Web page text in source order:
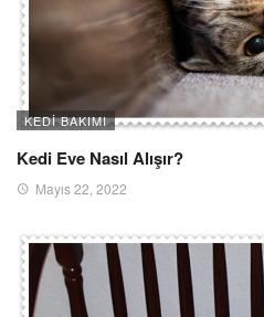
KEDI BAKIMI
Kedi Eve Nasıl Alışır?
Mayıs 22, 2022